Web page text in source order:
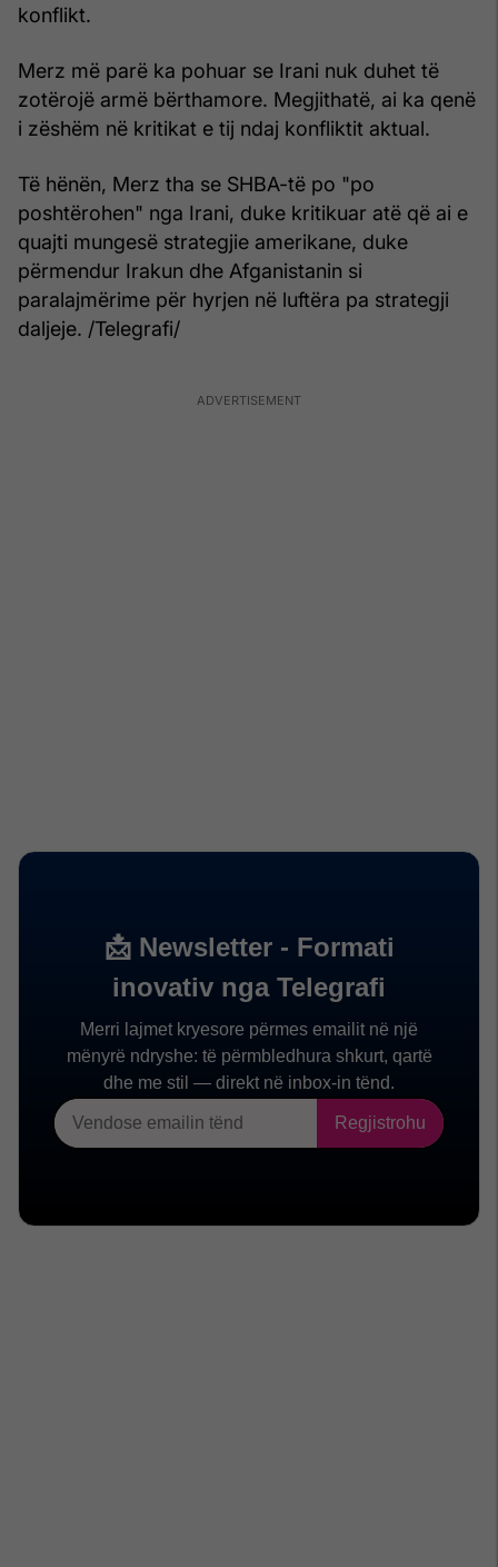
konflikt.
Merz më parë ka pohuar se Irani nuk duhet të
zotërojë armë bërthamore. Megjithatë, ai ka qenë
i zëshëm në kritikat e tij ndaj konfliktit aktual.
Të hënën, Merz tha se SHBA-të po "po
poshtërohen" nga Irani, duke kritikuar atë që ai e
quajti mungesë strategjie amerikane, duke
përmendur Irakun dhe Afganistanin si
paralajmërime për hyrjen në luftëra pa strategji
daljeje. /Telegrafi/